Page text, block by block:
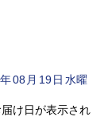
年08 月 19日水曜
け日が表示され